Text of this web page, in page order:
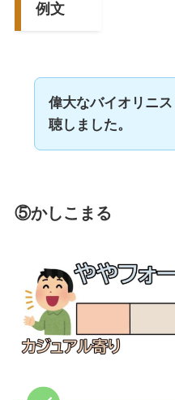
例文
偉大なバイオリニ
聴しました。
⑤かしこまる